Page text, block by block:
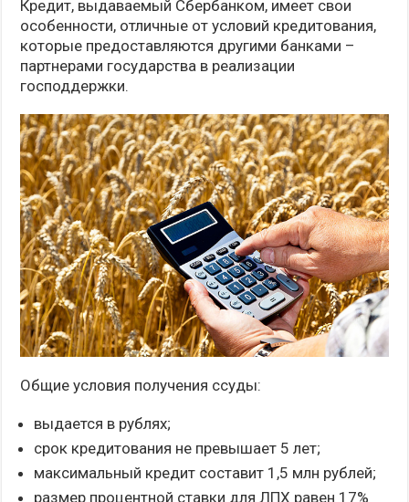
Кредит, выдаваемый Сбербанком, имеет свои
особенности, отличные от условий кредитования,
которые предоставляются другими банками –
партнерами государства в реализации
господдержки.
Общие условия получения ссуды:
выдается в рублях;
срок кредитования не превышает 5 лет;
максимальный кредит составит 1,5 млн рублей;
размер процентной ставки для ЛПХ равен 17%